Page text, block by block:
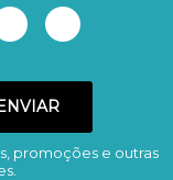
promoções e outras